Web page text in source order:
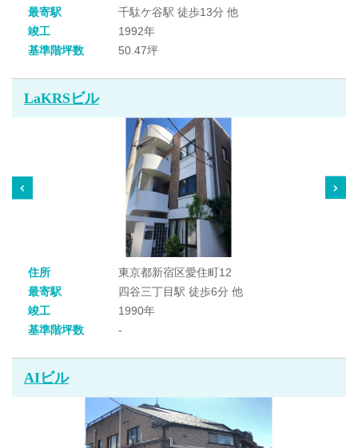
最寄駅
千駄ケ谷駅 徒歩13分 他
竣工
1992年
基準階坪数
50.47坪
LaKRSビル
住所
東京都新宿区愛住町12
最寄駅
四谷三丁目駅 徒歩6分 他
竣工
1990年
基準階坪数
-
AIビル